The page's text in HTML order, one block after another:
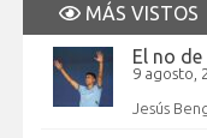
MÁS VISTOS
El no
9 agosto,
Jesús